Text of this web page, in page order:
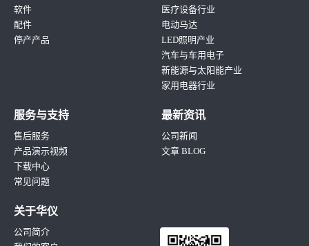
软件
配件
停产产品
医疗设备行业
电动马达
LED照明产业
汽车与车用电子
新能源与太阳能产业
家用电器行业
服务与支持
售后服务
产品演示视频
下载中心
常见问题
最新资讯
公司新闻
文章 BLOG
关于华仪
公司简介